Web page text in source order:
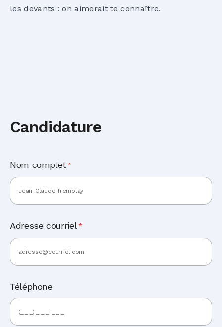
les devants : on aimerait te connaître.
Candidature
Nom complet*
Adresse courriel*
Téléphone